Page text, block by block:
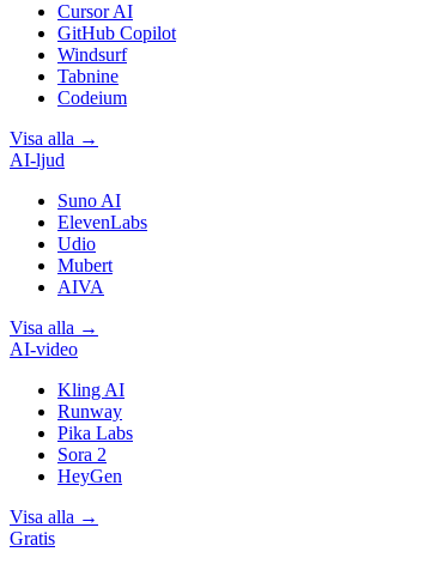
Cursor AI
GitHub Copilot
Windsurf
Tabnine
Codeium
Visa alla →
AI-ljud
Suno AI
ElevenLabs
Udio
Mubert
AIVA
Visa alla →
AI-video
Kling AI
Runway
Pika Labs
Sora 2
HeyGen
Visa alla →
Gratis